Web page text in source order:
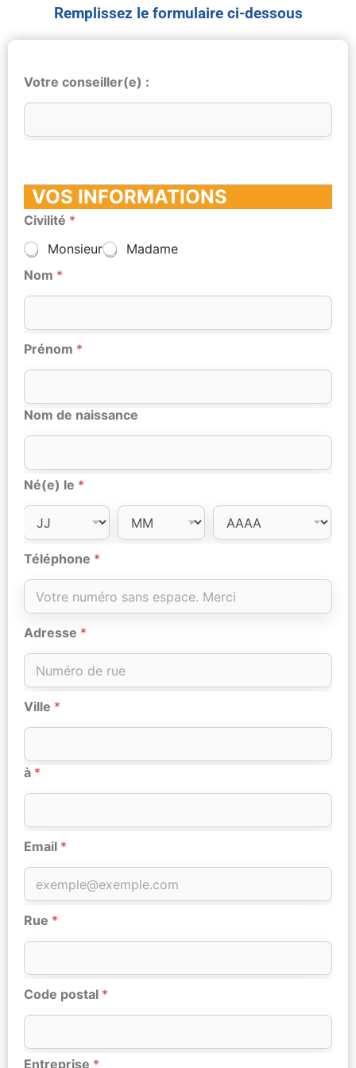
Remplissez le formulaire ci-dessous
Votre conseiller(e) :
VOS INFORMATIONS
Civilité *
Monsieur
Madame
Nom *
Prénom *
Nom de naissance
Né(e) le *
Téléphone *
Adresse *
Ville *
à *
Email *
Rue *
Code postal *
Entreprise *